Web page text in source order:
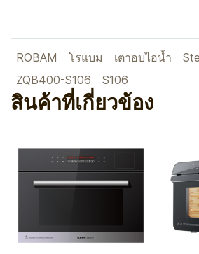
ROBAM โรแบม เตาอบไอน้ำ
ZQB400-S106
S106
สินค้าที่เกี่ยวข้อง